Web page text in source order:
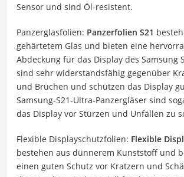
Sensor und sind Öl-resistent.
Panzerglasfolien: Panzerfolien S21
gehärtetem Glas und bieten eine
Abdeckung für das Display des Samsung
sind sehr widerstandsfähig gegenüber
und Brüchen und schützen das Display
Samsung-S21-Ultra-Panzergläser sind
das Display vor Stürzen und Unfällen zu
Flexible Displayschutzfolien: Flexible
bestehen aus dünnerem Kunststoff und
einen guten Schutz vor Kratzern und